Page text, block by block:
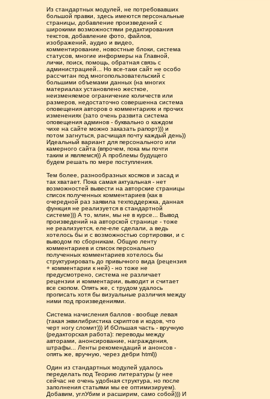
Из стандартных модулей, не потребовавших
большой правки, здесь имеются персональные
страницы, добавление произведений с
широкими возможностями редактирования
текстов, добавление фото, файлов,
изображений, аудио и видео,
комментирование, новостные блоки, система
статусов, многие информеры на Главной,
лички, поиск, помощь, обратная связь с
администрацией... Но все-таки сайт не особо
рассчитан под многопользовательский с
большими объемами данных (на многих
материалах установлено жесткое,
неизменяемое ограничение количеств или
размеров, недостаточно совершенна система
оповещения авторов о комментариях и прочих
изменениях (зато очень развита система
оповещения админов - буквально о каждом
чихе на сайте можно заказать рапорт))) и
потом загнуться, расчищая почту каждый день))
Идеальный вариант для персонального или
камерного сайта (впрочем, пока мы почти
таким и являемся)) А проблемы будущего
будем решать по мере поступления.
Тем более, разнообразных косяков и засад и
так хватает. Пока самая актуальная - нет
возможностей вывести на авторские страницы
список полученных комментариев (как в
очередной раз заявила техподдержка, данная
функция не реализуется в стандартной
системе))) А то, млин, мы не в курсе... Вывод
произведений на авторской странице - тоже
не реализуется, еле-еле сделали, а ведь
хотелось бы и с возможностью сортировки, и с
выводом по сборникам. Общую ленту
комментариев и список персонально
полученных комментариев хотелось бы
структурировать до привычного вида (рецензия
+ комментарии к ней) - но тоже не
предусмотрено, система не различает
рецензии и комментарии, выводит и считает
все скопом. Опять же, с трудом удалось
прописать хотя бы визуальные различия между
ними под произведениями.
Система начисления баллов - вообще левая
(такая эквилибристика скриптов и кодов, что
черт ногу сломит))) И бОльшая часть - вручную
(редакторская работа): переводы между
авторами, анонсирование, награждения,
штрафы... Ленты рекомендаций и анонсов -
опять же, вручную, через дебри html))
Один из стандартных модулей удалось
переделать под Теорию литературы (у нее
сейчас не очень удобная структура, но после
заполнения статьями мы ее оптимизируем).
Добавим, углУбим и расширим, само собой))) И